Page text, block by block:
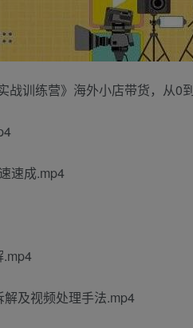
战训练营》海外小店带货，从0
速成.mp4
.mp4
及视频处理手法.mp4